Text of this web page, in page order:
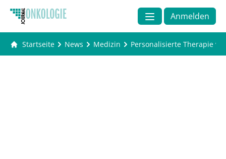
Anmelden
Startseite News Medizin Personalisierte Therapie